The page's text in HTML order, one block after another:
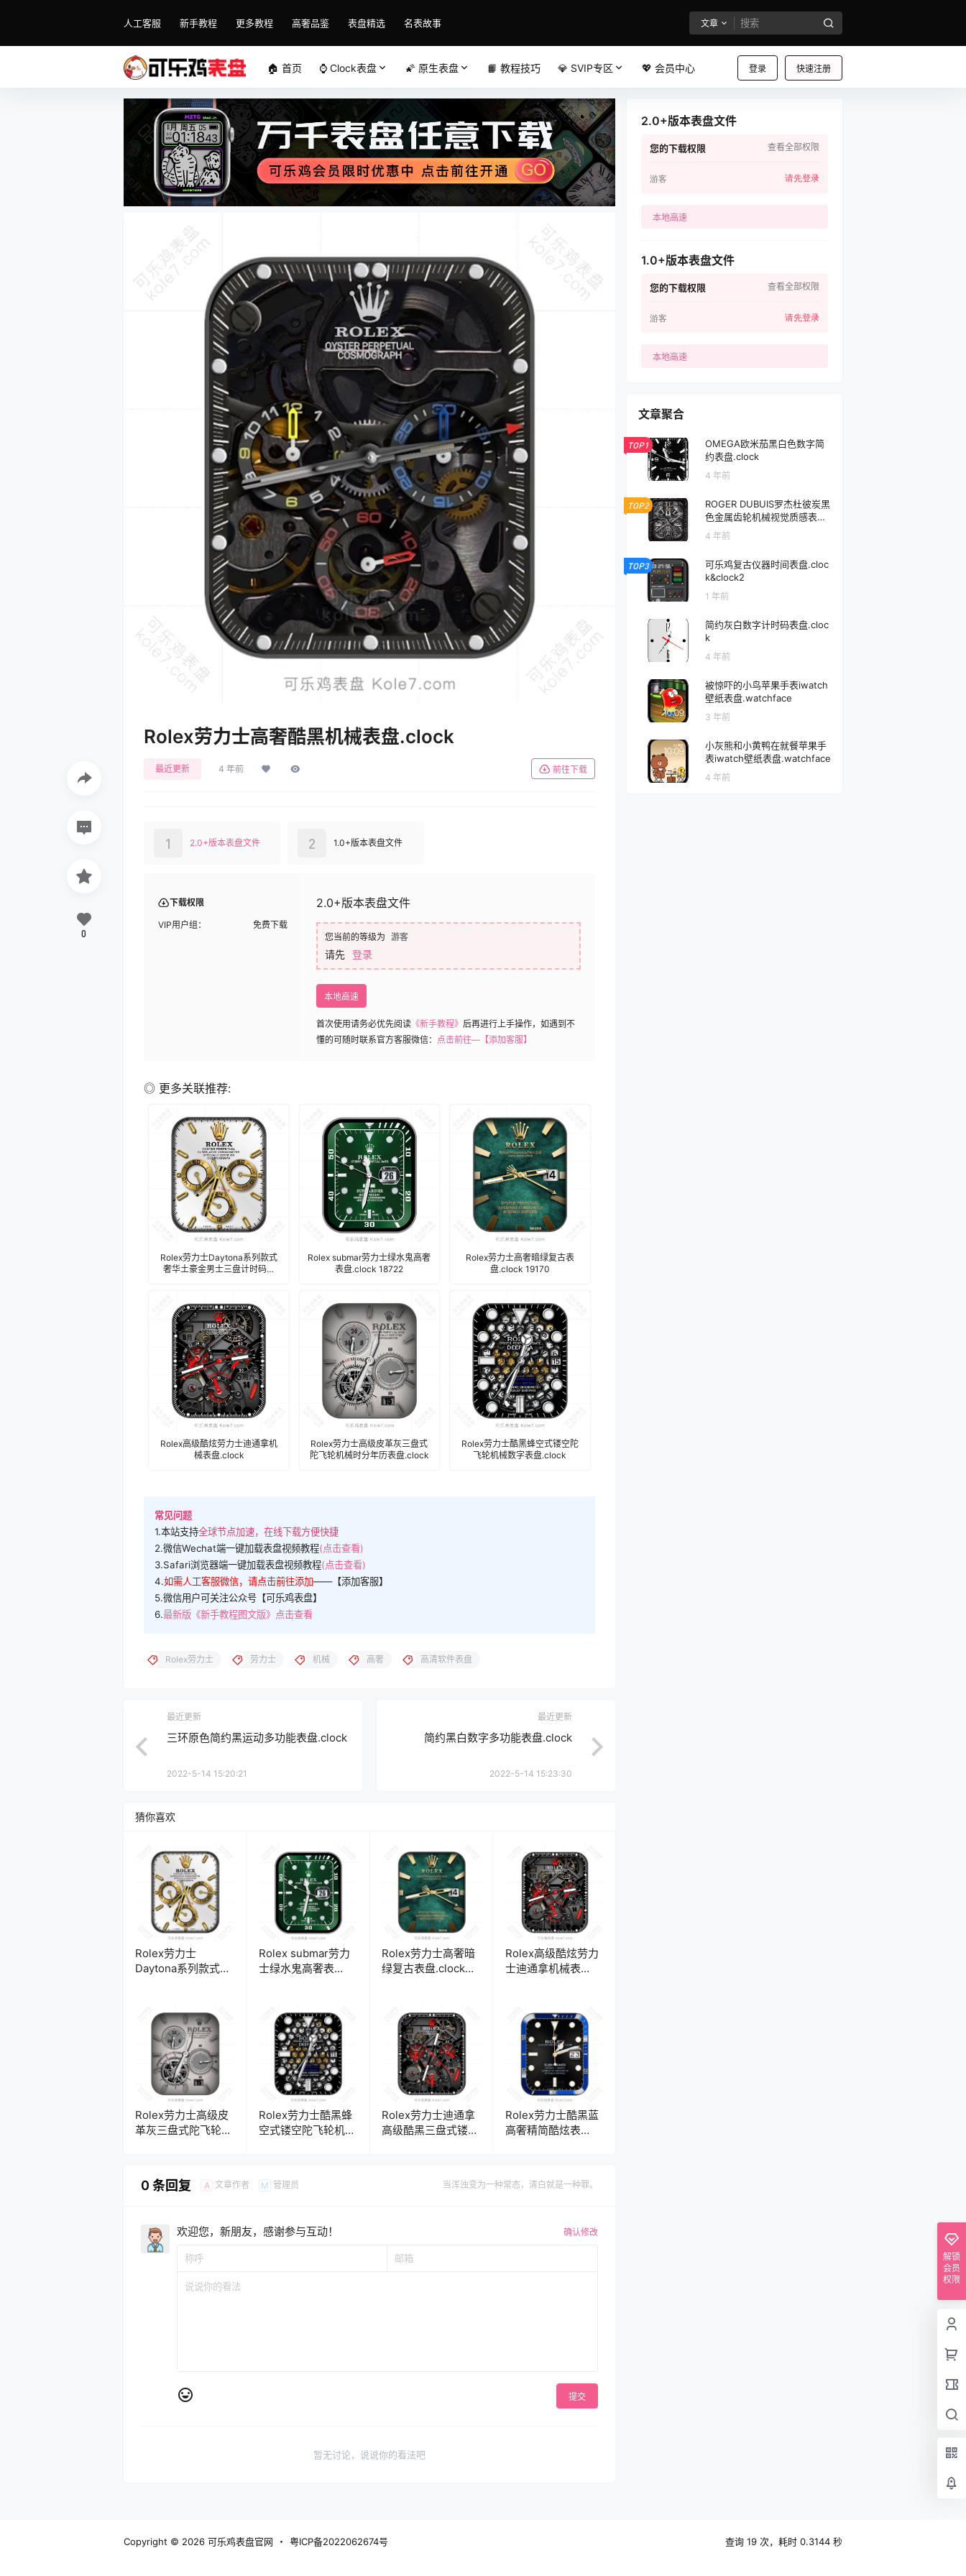
人工客服 新手教程 更多教程 高奢品鉴 表盘精选 名表故事 文章
登录 快速注册
🏠 首页 ⌚️ Clock表盘 🌠 原生表盘 📙 教程技巧 💎 SVIP专区 💖 会员中心
Rolex劳力士高奢酷黑机械表盘.clock
最近更新 4 年前 前往下载
2.0+版本表盘文件
1 1.0+版本表盘文件
2
下载权限
VIP用户组： 免费下载
2.0+版本表盘文件
您当前的等级为 游客
请先 登录
本地高速
首次使用请务必优先阅读 《新手教程》 后再进行上手操作，如遇到不
懂的可随时联系官方客服微信： 点击前往—【添加客服】
◎ 更多关联推荐:
Rolex劳力士Daytona系列款式
奢华土豪金男士三盘计时码表
Rolex submar劳力士绿水鬼高奢
表盘.clock 18722
Rolex劳力士高奢暗绿复古表
盘.clock 19170
Rolex高级酷炫劳力士迪通拿机
械表盘.clock
Rolex劳力士高级皮革灰三盘式
陀飞轮机械时分年历表盘.clock
Rolex劳力士酷黑蜂空式镂空陀
飞轮机械数字表盘.clock
常见问题
1.本站支持全球节点加速，在线下载方便快捷
2.微信Wechat端一键加载表盘视频教程(点击查看)
3.Safari浏览器端一键加载表盘视频教程(点击查看)
4.如需人工客服微信，请点击前往添加——【添加客服】
5.微信用户可关注公众号【可乐鸡表盘】
6.最新版《新手教程图文版》点击查看
0
Rolex劳力士 劳力士 机械 高奢 高清软件表盘
最近更新
三环原色简约黑运动多功能表盘.clock
2022-5-14 15:20:21
最近更新
简约黑白数字多功能表盘.clock
2022-5-14 15:23:30
猜你喜欢
Rolex劳力士
Daytona系列款式奢
17770
Rolex submar劳力
士绿水鬼高奢表
Rolex劳力士高奢暗
绿复古表盘.clock
Rolex高级酷炫劳力
士迪通拿机械表
Rolex劳力士高级皮
革灰三盘式陀飞轮机
Rolex劳力士酷黑蜂
空式镂空陀飞轮机械
Rolex劳力士迪通拿
高级酷黑三盘式镂空
Rolex劳力士酷黑蓝
高奢精简酷炫表
0 条回复 A 文章作者 M 管理员 当浑浊变为一种常态，清白就是一种罪。
欢迎您，新朋友，感谢参与互动！ 确认修改
提交
暂无讨论，说说你的看法吧
2.0+版本表盘文件
您的下载权限 查看全部权限
游客 请先登录
本地高速
1.0+版本表盘文件
您的下载权限 查看全部权限
游客 请先登录
本地高速
文章聚合
TOP1
OMEGA欧米茄黑白色数字简
约表盘.clock
4 年前
TOP2
ROGER DUBUIS罗杰杜彼炭黑
色金属齿轮机械视觉质感表盘.
clock
4 年前
TOP3
可乐鸡复古仪器时间表盘.cloc
k&clock2
1 年前
简约灰白数字计时码表盘.cloc
k
4 年前
被惊吓的小鸟苹果手表iwatch
壁纸表盘.watchface
3 年前
小灰熊和小黄鸭在就餐苹果手
表iwatch壁纸表盘.watchface
4 年前
解锁
会员
权限
Copyright © 2026 可乐鸡表盘官网 ・ 粤ICP备2022062674号 查询 19 次，耗时 0.3144 秒